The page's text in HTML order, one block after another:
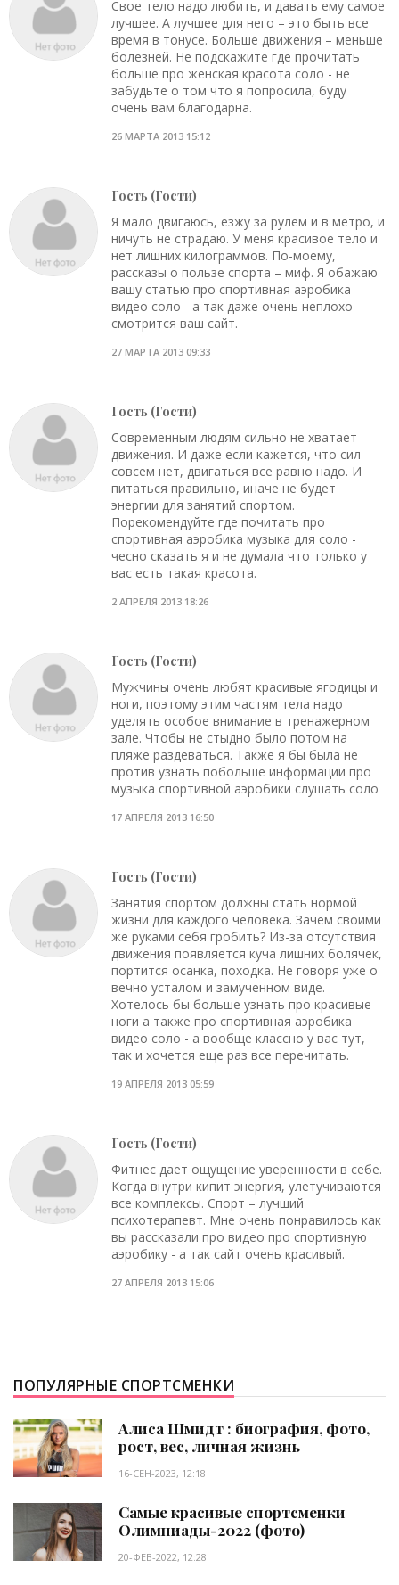
Свое тело надо любить, и давать ему самое
лучшее. А лучшее для него – это быть все
время в тонусе. Больше движения – меньше
болезней. Не подскажите где прочитать
больше про женская красота соло - не
забудьте о том что я попросила, буду
очень вам благодарна.
26 МАРТА 2013 15:12
Гость (Гости)
Я мало двигаюсь, езжу за рулем и в метро, и
ничуть не страдаю. У меня красивое тело и
нет лишних килограммов. По-моему,
рассказы о пользе спорта – миф. Я обажаю
вашу статью про спортивная аэробика
видео соло - а так даже очень неплохо
смотрится ваш сайт.
27 МАРТА 2013 09:33
Гость (Гости)
Современным людям сильно не хватает
движения. И даже если кажется, что сил
совсем нет, двигаться все равно надо. И
питаться правильно, иначе не будет
энергии для занятий спортом.
Порекомендуйте где почитать про
спортивная аэробика музыка для соло -
чесно сказать я и не думала что только у
вас есть такая красота.
2 АПРЕЛЯ 2013 18:26
Гость (Гости)
Мужчины очень любят красивые ягодицы и
ноги, поэтому этим частям тела надо
уделять особое внимание в тренажерном
зале. Чтобы не стыдно было потом на
пляже раздеваться. Также я бы была не
против узнать побольше информации про
музыка спортивной аэробики слушать соло
17 АПРЕЛЯ 2013 16:50
Гость (Гости)
Занятия спортом должны стать нормой
жизни для каждого человека. Зачем своими
же руками себя гробить? Из-за отсутствия
движения появляется куча лишних болячек,
портится осанка, походка. Не говоря уже о
вечно усталом и замученном виде.
Хотелось бы больше узнать про красивые
ноги а также про спортивная аэробика
видео соло - а вообще классно у вас тут,
так и хочется еще раз все перечитать.
19 АПРЕЛЯ 2013 05:59
Гость (Гости)
Фитнес дает ощущение уверенности в себе.
Когда внутри кипит энергия, улетучиваются
все комплексы. Спорт – лучший
психотерапевт. Мне очень понравилось как
вы рассказали про видео про спортивную
аэробику - а так сайт очень красивый.
27 АПРЕЛЯ 2013 15:06
ПОПУЛЯРНЫЕ СПОРТСМЕНКИ
Алиса Шмидт : биография, фото,
рост, вес, личная жизнь
16-СЕН-2023, 12:18
Самые красивые спортсменки
Олимпиады-2022 (фото)
20-ФЕВ-2022, 12:28